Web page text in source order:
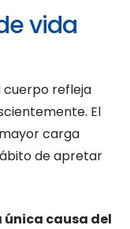
vida
cuerpo refleja
El
carga
de apretar
única causa del